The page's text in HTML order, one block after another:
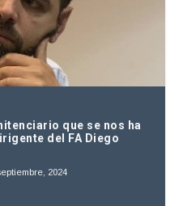
que se nos ha
del FA Diego
2024